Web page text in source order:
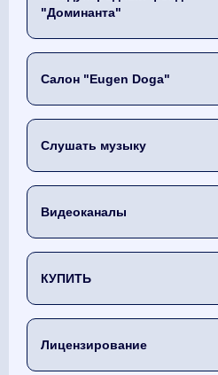
"Доминанта"
Салон "Eugen Doga"
Слушать музыку
Видеоканалы
КУПИТЬ
Лицензирование